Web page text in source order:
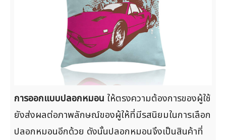
การออกแบบปลอกหมอน ให้ตรงความต้องการของผู้ใช้
ยังส่งผลต่อภาพลักษณ์ของผู้ให้ที่มีรสนิยมในการเลือก
ปลอกหมอนอีกด้วย ดังนั้นปลอกหมอนจึงเป็นสินค้าที่